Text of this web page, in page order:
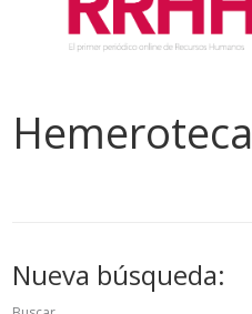
Hemeroteca
Nueva búsqueda: